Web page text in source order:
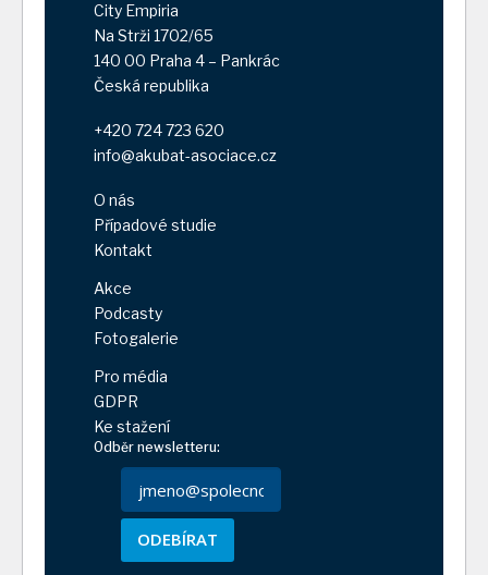
City Empiria
Na Strži 1702/65
140 00 Praha 4 – Pankrác
Česká republika
+420 724 723 620
info@akubat-asociace.cz
O nás
Případové studie
Kontakt
Akce
Podcasty
Fotogalerie
Pro média
GDPR
Ke stažení
Odběr newsletteru:
ODEBÍRAT